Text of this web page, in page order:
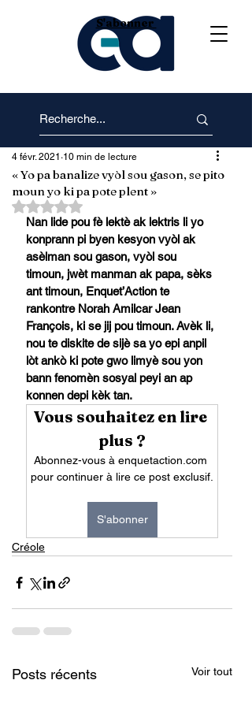
S'abonner
« Yo pa banalize vyòl sou gason, se pito
moun yo ki pa pote plent »
4 févr. 2021 10 min de lecture
Noté NaN étoiles sur 5.
Nan lide pou fè lektè ak lektris li yo
konprann pi byen kesyon vyòl ak
asèlman sou gason, vyòl sou
timoun, jwèt manman ak papa, sèks
ant timoun, Enquet’Action te
rankontre Norah Amilcar Jean
François, ki se jij pou timoun. Avèk li,
nou te diskite de sijè sa yo epi anpil
lòt ankò ki pote gwo limyè sou yon
bann fenomèn sosyal peyi an ap
konnen depi kèk tan.
Vous souhaitez en lire
plus ?
Abonnez-vous à enquetaction.com
pour continuer à lire ce post exclusif.
S'abonner
Créole
Posts récents Voir tout